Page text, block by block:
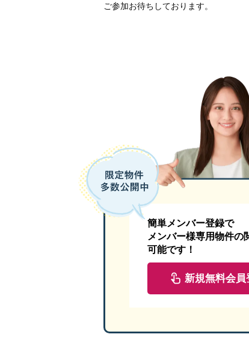
ご参加お待ちしております。
簡単メンバー登録で
メンバー様専用物件の
可能です！
新規無料会員